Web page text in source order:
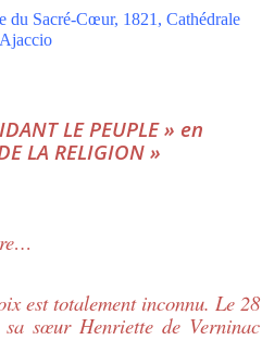
du Sacré-Cœur, 1821, Cathédrale
LE PEUPLE » en
LA RELIGION »
est totalement inconnu. Le 28
sœur Henriette de Verninac